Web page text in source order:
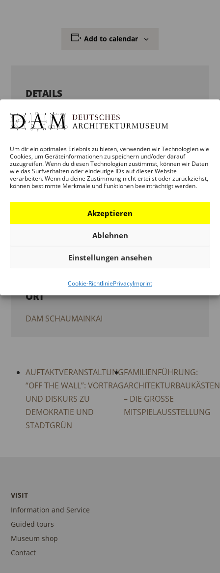
Um dir ein optimales Erlebnis zu bieten, verwenden wir Technologien wie
Cookies, um Geräteinformationen zu speichern und/oder darauf
zuzugreifen. Wenn du diesen Technologien zustimmst, können wir Daten
wie das Surfverhalten oder eindeutige IDs auf dieser Website
verarbeiten. Wenn du deine Zustimmung nicht erteilst oder zurückziehst,
können bestimmte Merkmale und Funktionen beeinträchtigt werden.
Akzeptieren
Ablehnen
Einstellungen ansehen
Cookie-RichtliniePrivacyImprint
Add to calendar
DETAILS
Date:
31. October 2025
Time:
12:00 – 13:30
Veranstaltung Categories:
ERWACHSENE,KINDER + JUGENDLICHE +
VERANSTALTUNG,
STADT BAUEN HEUTE?,MEGA-MENU
ORT
DAM SCHAUMAINKAI
AUFTAKTVERANSTALTUNG
“OFF THE WALL”: VORTRAG
UND DISKURS ZU
DEMOKRATIE UND
STADTGRÜN
FAMILIENFÜHRUNG:
ARCHITEKTURBAUKÄSTEN
– DIE GROSSE
MITSPIELAUSSTELLUNG
VISIT
Information and Service
Guided tours
Museum shop
Contact